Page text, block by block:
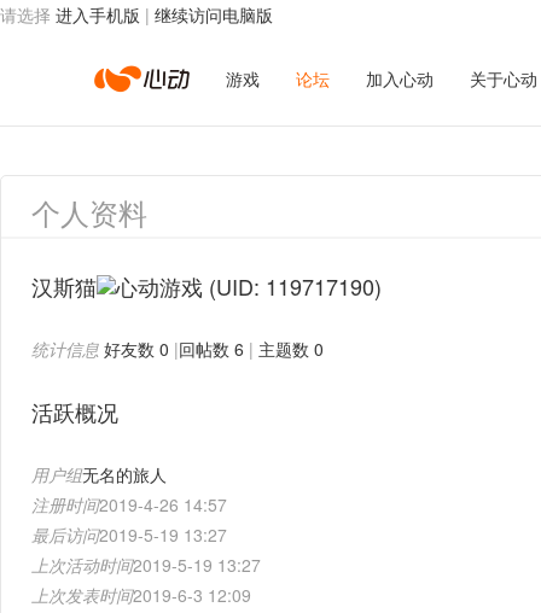
请选择 进入手机版 | 继续访问电脑版
心
动
络
游戏 论坛 加入心动 关于心动
个人资料
汉斯猫 (UID: 119717190)
统计信息 好友数 0 |回帖数 6 | 主题数 0
活跃概况
用户组无名的旅人
注册时间2019-4-26 14:57
最后访问2019-5-19 13:27
上次活动时间2019-5-19 13:27
上次发表时间2019-6-3 12:09